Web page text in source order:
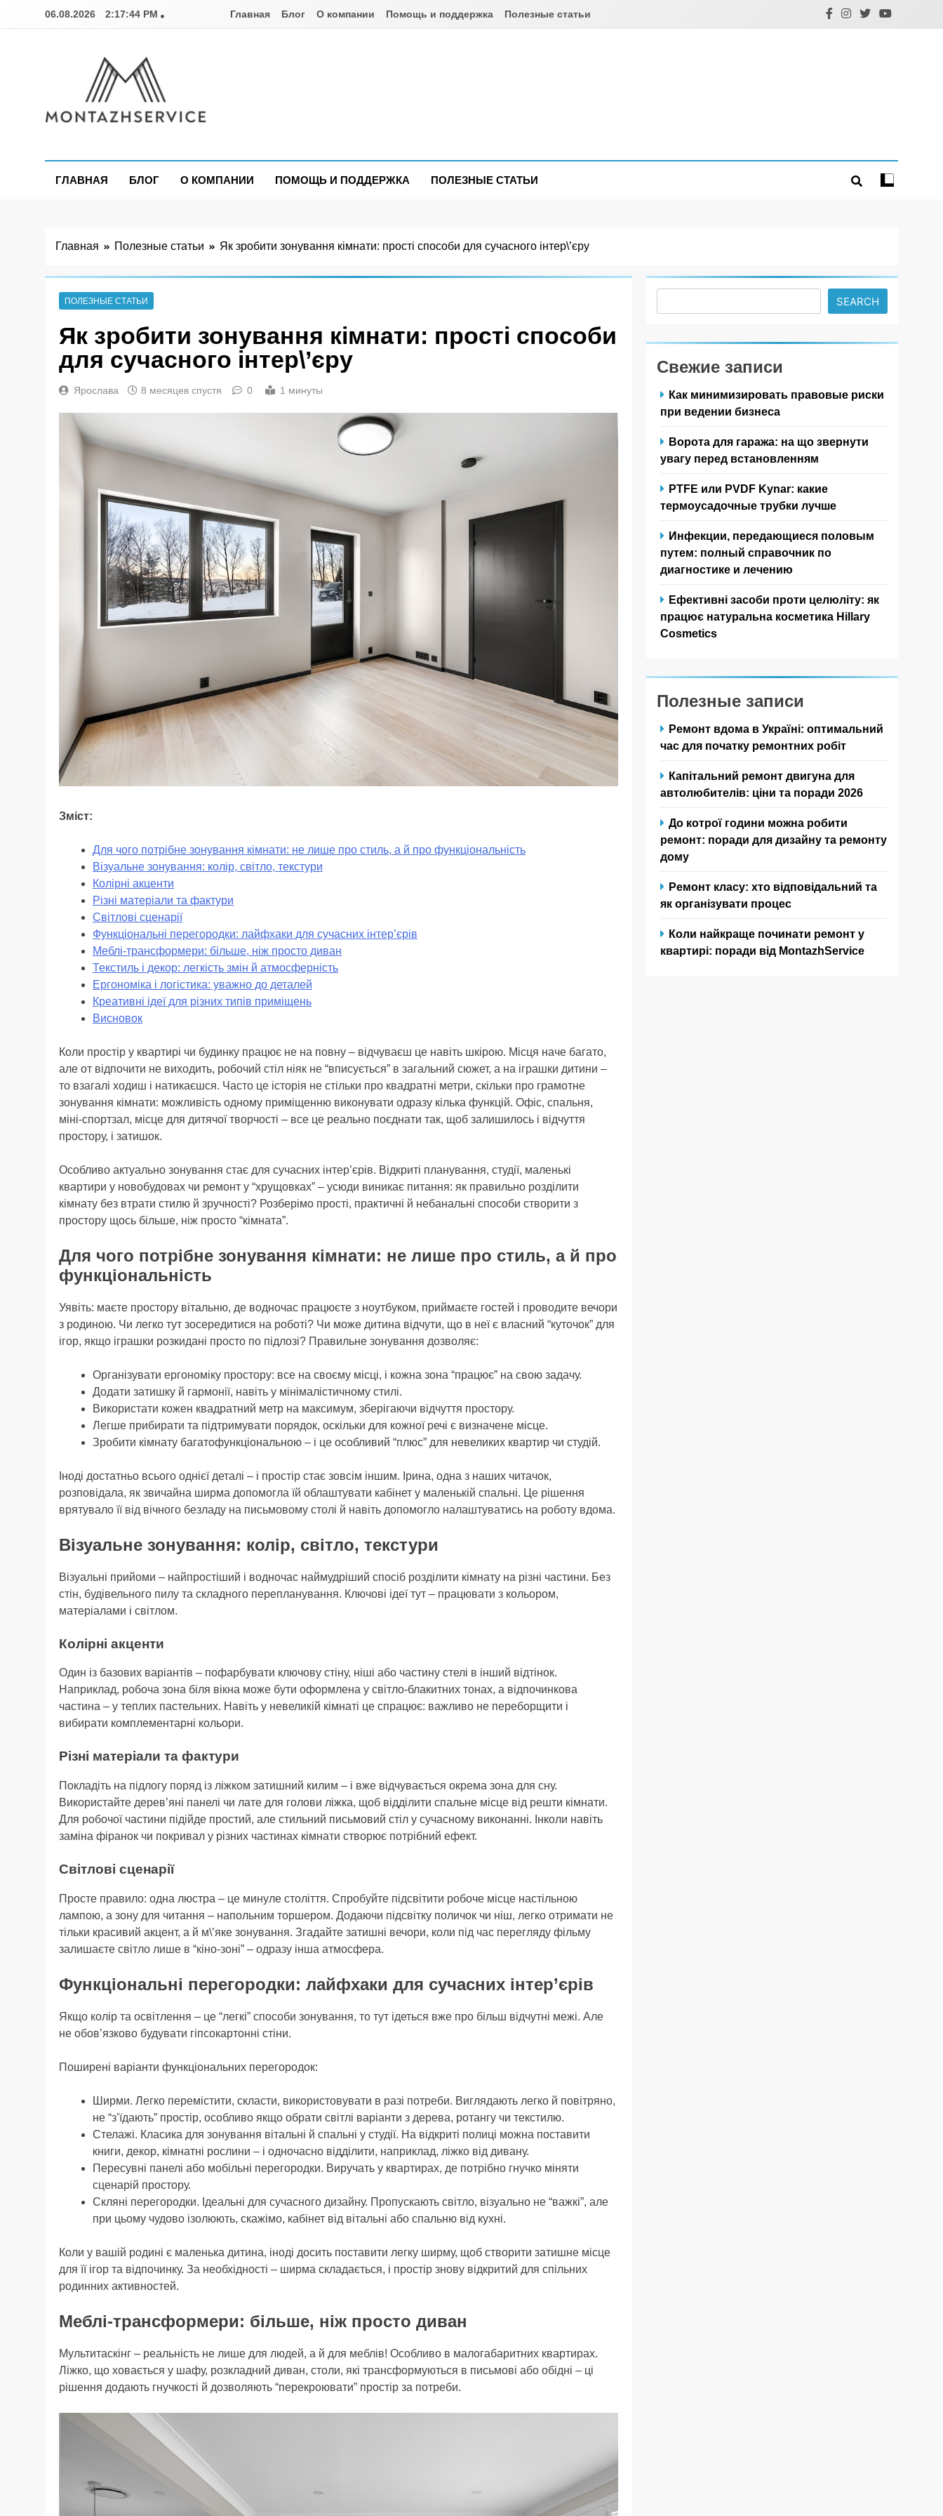
06.08.2026 2:17:45 PM Главная Блог О компании Помощь и поддержка Полезные статьи
ГЛАВНАЯ БЛОГ О КОМПАНИИ ПОМОЩЬ И ПОДДЕРЖКА ПОЛЕЗНЫЕ СТАТЬИ
Главная Полезные статьи Як зробити зонування кімнати: прості способи для сучасного інтер\’єру
ПОЛЕЗНЫЕ СТАТЬИ
Як зробити зонування кімнати: прості способи
для сучасного інтер\’єру
Ярослава 8 месяцев спустя 0 1 минуты
Зміст:
Для чого потрібне зонування кімнати: не лише про стиль, а й про функціональність
Візуальне зонування: колір, світло, текстури
Колірні акценти
Різні матеріали та фактури
Світлові сценарії
Функціональні перегородки: лайфхаки для сучасних інтер’єрів
Меблі-трансформери: більше, ніж просто диван
Текстиль і декор: легкість змін й атмосферність
Ергономіка і логістика: уважно до деталей
Креативні ідеї для різних типів приміщень
Висновок
Коли простір у квартирі чи будинку працює не на повну – відчуваєш це навіть шкірою. Місця наче багато,
але от відпочити не виходить, робочий стіл ніяк не “вписується” в загальний сюжет, а на іграшки дитини –
то взагалі ходиш і натикаєшся. Часто це історія не стільки про квадратні метри, скільки про грамотне
зонування кімнати: можливість одному приміщенню виконувати одразу кілька функцій. Офіс, спальня,
міні-спортзал, місце для дитячої творчості – все це реально поєднати так, щоб залишилось і відчуття
простору, і затишок.
Особливо актуально зонування стає для сучасних інтер’єрів. Відкриті планування, студії, маленькі
квартири у новобудовах чи ремонт у “хрущовках” – усюди виникає питання: як правильно розділити
кімнату без втрати стилю й зручності? Розберімо прості, практичні й небанальні способи створити з
простору щось більше, ніж просто “кімната”.
Для чого потрібне зонування кімнати: не лише про стиль, а й про
функціональність
Уявіть: маєте простору вітальню, де водночас працюєте з ноутбуком, приймаєте гостей і проводите вечори
з родиною. Чи легко тут зосередитися на роботі? Чи може дитина відчути, що в неї є власний “куточок” для
ігор, якщо іграшки розкидані просто по підлозі? Правильне зонування дозволяє:
Організувати ергономіку простору: все на своєму місці, і кожна зона “працює” на свою задачу.
Додати затишку й гармонії, навіть у мінімалістичному стилі.
Використати кожен квадратний метр на максимум, зберігаючи відчуття простору.
Легше прибирати та підтримувати порядок, оскільки для кожної речі є визначене місце.
Зробити кімнату багатофункціональною – і це особливий “плюс” для невеликих квартир чи студій.
Іноді достатньо всього однієї деталі – і простір стає зовсім іншим. Ірина, одна з наших читачок,
розповідала, як звичайна ширма допомогла їй облаштувати кабінет у маленькій спальні. Це рішення
врятувало її від вічного безладу на письмовому столі й навіть допомогло налаштуватись на роботу вдома.
Візуальне зонування: колір, світло, текстури
Візуальні прийоми – найпростіший і водночас наймудріший спосіб розділити кімнату на різні частини. Без
стін, будівельного пилу та складного перепланування. Ключові ідеї тут – працювати з кольором,
матеріалами і світлом.
Колірні акценти
Один із базових варіантів – пофарбувати ключову стіну, ніші або частину стелі в інший відтінок.
Наприклад, робоча зона біля вікна може бути оформлена у світло-блакитних тонах, а відпочинкова
частина – у теплих пастельних. Навіть у невеликій кімнаті це спрацює: важливо не переборщити і
вибирати комплементарні кольори.
Різні матеріали та фактури
Покладіть на підлогу поряд із ліжком затишний килим – і вже відчувається окрема зона для сну.
Використайте дерев’яні панелі чи лате для голови ліжка, щоб відділити спальне місце від решти кімнати.
Для робочої частини підійде простий, але стильний письмовий стіл у сучасному виконанні. Інколи навіть
заміна фіранок чи покривал у різних частинах кімнати створює потрібний ефект.
Світлові сценарії
Просте правило: одна люстра – це минуле століття. Спробуйте підсвітити робоче місце настільною
лампою, а зону для читання – напольним торшером. Додаючи підсвітку поличок чи ніш, легко отримати не
тільки красивий акцент, а й м\’яке зонування. Згадайте затишні вечори, коли під час перегляду фільму
залишаєте світло лише в “кіно-зоні” – одразу інша атмосфера.
Функціональні перегородки: лайфхаки для сучасних інтер’єрів
Якщо колір та освітлення – це “легкі” способи зонування, то тут ідеться вже про більш відчутні межі. Але
не обов’язково будувати гіпсокартонні стіни.
Поширені варіанти функціональних перегородок:
Ширми. Легко перемістити, скласти, використовувати в разі потреби. Виглядають легко й повітряно,
не “з’їдають” простір, особливо якщо обрати світлі варіанти з дерева, ротангу чи текстилю.
Стелажі. Класика для зонування вітальні й спальні у студії. На відкриті полиці можна поставити
книги, декор, кімнатні рослини – і одночасно відділити, наприклад, ліжко від дивану.
Пересувні панелі або мобільні перегородки. Виручать у квартирах, де потрібно гнучко міняти
сценарій простору.
Скляні перегородки. Ідеальні для сучасного дизайну. Пропускають світло, візуально не “важкі”, але
при цьому чудово ізолюють, скажімо, кабінет від вітальні або спальню від кухні.
Коли у вашій родині є маленька дитина, іноді досить поставити легку ширму, щоб створити затишне місце
для її ігор та відпочинку. За необхідності – ширма складається, і простір знову відкритий для спільних
родинних активностей.
Меблі-трансформери: більше, ніж просто диван
Мультитаскінг – реальність не лише для людей, а й для меблів! Особливо в малогабаритних квартирах.
Ліжко, що ховається у шафу, розкладний диван, столи, які трансформуються в письмові або обідні – ці
рішення додають гнучкості й дозволяють “перекроювати” простір за потреби.
SEARCH
Свежие записи
Как минимизировать правовые риски
при ведении бизнеса
Ворота для гаража: на що звернути
увагу перед встановленням
PTFE или PVDF Kynar: какие
термоусадочные трубки лучше
Инфекции, передающиеся половым
путем: полный справочник по
диагностике и лечению
Ефективні засоби проти целюліту: як
працює натуральна косметика Hillary
Cosmetics
Полезные записи
Ремонт вдома в Україні: оптимальний
час для початку ремонтних робіт
Капітальний ремонт двигуна для
автолюбителів: ціни та поради 2026
До котрої години можна робити
ремонт: поради для дизайну та ремонту
дому
Ремонт класу: хто відповідальний та
як організувати процес
Коли найкраще починати ремонт у
квартирі: поради від MontazhService